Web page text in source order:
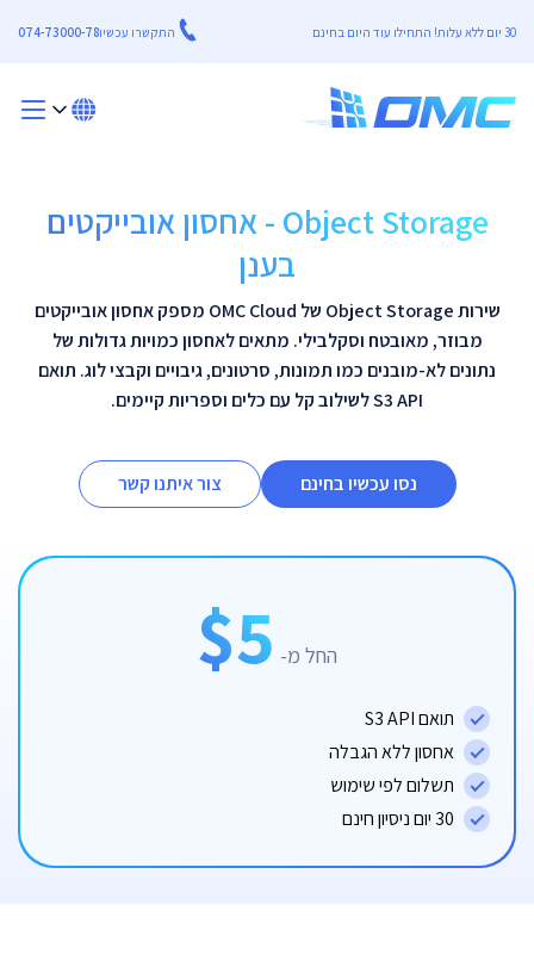
30 יום ללא עלות! התחילו עוד היום בחינם התקשרו עכשיו074-73000-78
Object Storage - אחסון אובייקטים
בענן
שירות Object Storage של OMC Cloud מספק אחסון אובייקטים
מבוזר, מאובטח וסקלבילי. מתאים לאחסון כמויות גדולות של
נתונים לא-מובנים כמו תמונות, סרטונים, גיבויים וקבצי לוג. תואם
S3 API לשילוב קל עם כלים וספריות קיימים.
נסו עכשיו בחינם צור איתנו קשר
החל מ- $5
תואם S3 API
אחסון ללא הגבלה
תשלום לפי שימוש
30 יום ניסיון חינם